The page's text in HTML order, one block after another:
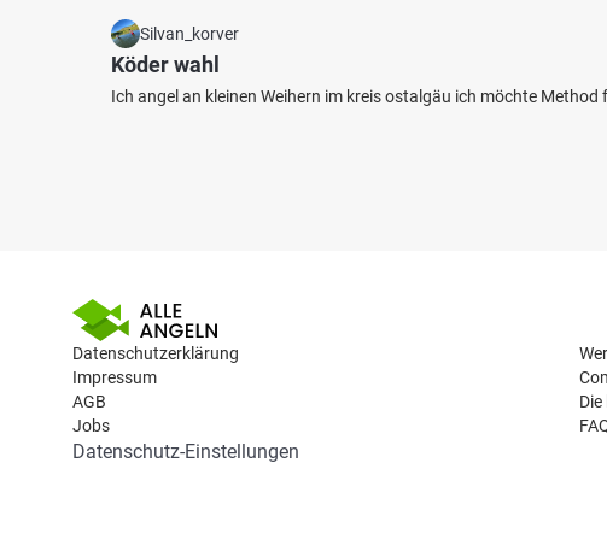
Silvan_korver
Köder wahl
Ich angel an kleinen Weihern im kreis ostalgäu ich möchte
Datenschutzerklärung
Impressum
AGB
Jobs
Datenschutz-Einstellungen